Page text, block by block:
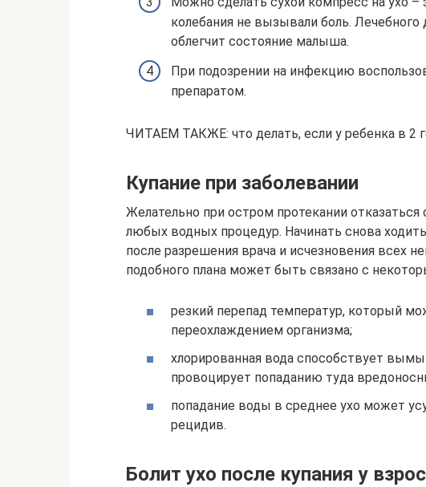
колебания не вызывали боль.
облегчит состояние малыша.
При подозрении на инфекцию
препаратом.
ЧИТАЕМ ТАКЖЕ: что делать, если у ребенка в 2
Купание при заболевании
Желательно при остром протекании
любых водных процедур. Начинать снова
после разрешения врача и исчезновения всех
подобного плана может быть связано с
резкий перепад температур, который
переохлаждением организма;
хлорированная вода способствует
провоцирует попаданию туда
попадание воды в среднее ухо может
рецидив.
Болит ухо после купания у